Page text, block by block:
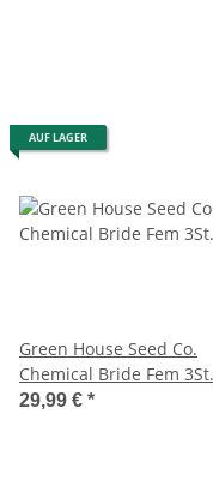
AUF LAGER
Green House Seed Co.
Chemical Bride Fem 3St.
29,99 € *